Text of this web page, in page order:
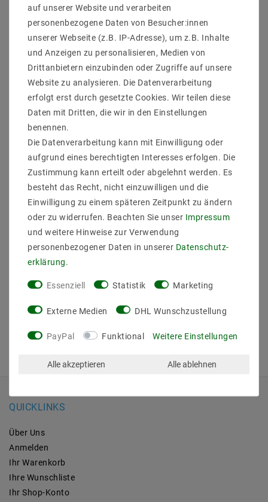
Helestra SIRI 44
Adapterplatte für
Erdstück stahl verzinkt
9031
UVP 40,97 € 34,63 €
Artikel anzeigen
QUICKLINKS
Über Uns
Anmelden
Ihr Warenkorb
Ihre Wunschliste
Ihr Shop-Konto
auf unserer Website und verarbeiten
personenbezogene Daten von Besucher:innen
unserer Webseite (z.B. IP-Adresse), um z.B. Inhalte
und Anzeigen zu personalisieren, Medien von
Drittanbietern einzubinden oder Zugriffe auf unsere
Website zu analysieren. Die Datenverarbeitung
erfolgt erst durch gesetzte Cookies. Wir teilen diese
Daten mit Dritten, die wir in den Einstellungen
benennen.
Die Datenverarbeitung kann mit Einwilligung oder
aufgrund eines berechtigten Interesses erfolgen. Die
Zustimmung kann erteilt oder abgelehnt werden. Es
besteht das Recht, nicht einzuwilligen und die
Einwilligung zu einem späteren Zeitpunkt zu ändern
oder zu widerrufen. Beachten Sie unser Impressum
und weitere Hinweise zur Verwendung
personenbezogener Daten in unserer Daten­schutz­
erklärung.
Essenziell Statistik Marketing
Externe Medien DHL Wunschzustellung
PayPal Funktional Weitere Einstellungen
Alle akzeptieren Alle ablehnen